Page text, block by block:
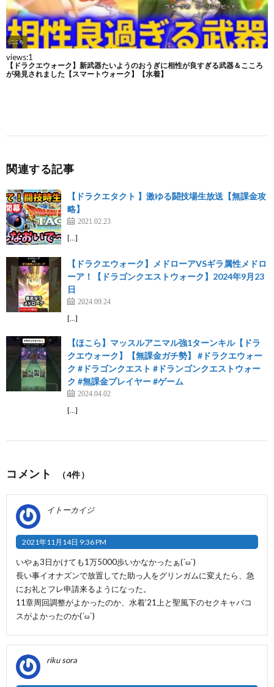
関連する記事
【ドラクエタクト 】激ゆる闘技場生放送【無課金攻
略】
2021.02.23
[…]
【ドラクエウォーク】メドローアVSギラ属性メドロ
ーア！【ドラゴンクエストウォーク】2024年9月23
日
2024.09.24
[…]
【ほこら】マッスルアニマル強1ターンキル【ドラ
クエウォーク】【無課金ガチ勢】 #ドラクエウォー
ク #ドラゴンクエスト #ドランゴンクエストウォー
ク #無課金プレイヤー #ゲーム
2024.04.02
[…]
コメント （4件）
イトーカイジ
2021年11月14日 9:36 PM
いやぁ3日かけても1万5000歩いかなかったぁ(´ω`)
長い事イオナズンで放置してた助っ人をグリンガムに変えたら、急
にお礼とフレ申請来るようになった。
11章周回調整がよかったのか、水着’21上と聖風下のセクキャバコ
スがよかったのか(´ω`)
riku sora